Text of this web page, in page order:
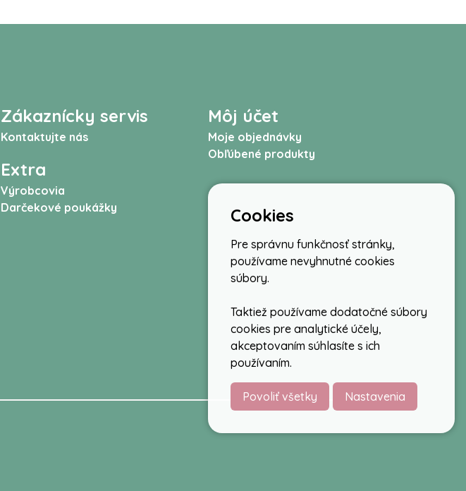
Zákaznícky servis
Kontaktujte nás
Extra
Výrobcovia
Darčekové poukážky
Môj účet
Moje objednávky
Obľúbené produkty
Cookies
Pre správnu funkčnosť stránky,
používame nevyhnutné cookies
súbory.
Taktiež používame dodatočné súbory
cookies pre analytické účely,
akceptovaním súhlasíte s ich
používaním.
Povoliť všetky Nastavenia